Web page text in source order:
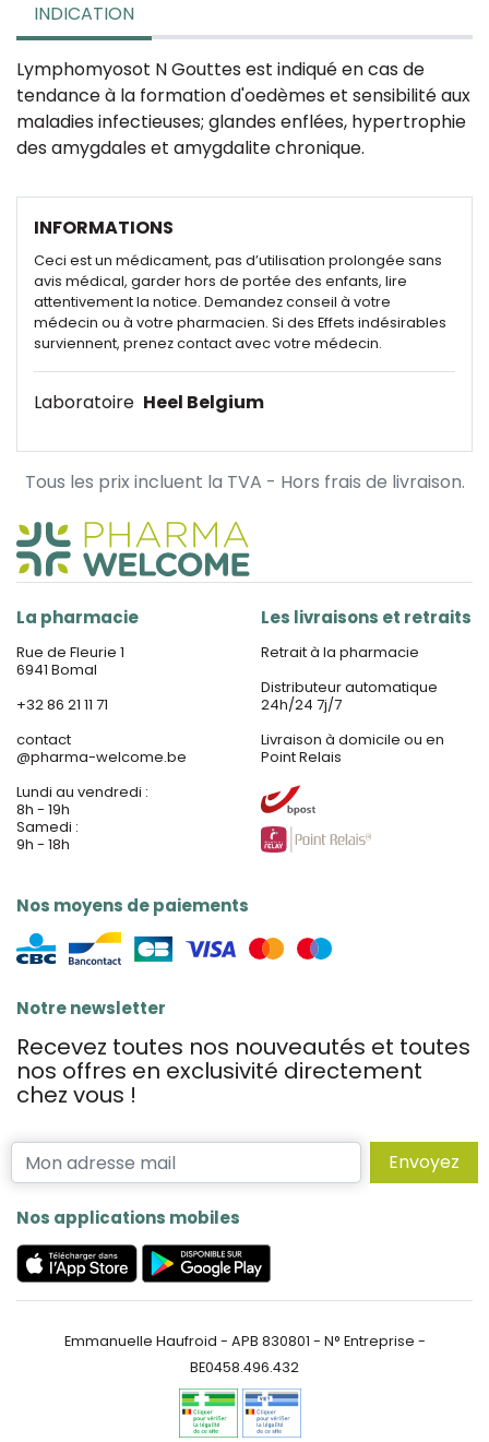
INDICATION
Lymphomyosot N Gouttes est indiqué en cas de
tendance à la formation d'oedèmes et sensibilité aux
maladies infectieuses; glandes enflées, hypertrophie
des amygdales et amygdalite chronique.
INFORMATIONS
Ceci est un médicament, pas d’utilisation prolongée sans
avis médical, garder hors de portée des enfants, lire
attentivement la notice. Demandez conseil à votre
médecin ou à votre pharmacien. Si des Effets indésirables
surviennent, prenez contact avec votre médecin.
Laboratoire Heel Belgium
Tous les prix incluent la TVA - Hors frais de livraison.
La pharmacie
Rue de Fleurie 1
6941 Bomal
+32 86 21 11 71
contact
@pharma-welcome.be
Lundi au vendredi :
8h - 19h
Samedi :
9h - 18h
Nos moyens de paiements
Les livraisons et retraits
Retrait à la pharmacie
Distributeur automatique
24h/24 7j/7
Livraison à domicile ou en
Point Relais
Notre newsletter
Recevez toutes nos nouveautés et toutes
nos offres en exclusivité directement
chez vous !
Envoyez
Nos applications mobiles
Emmanuelle Haufroid - APB 830801 - N° Entreprise -
BE0458.496.432